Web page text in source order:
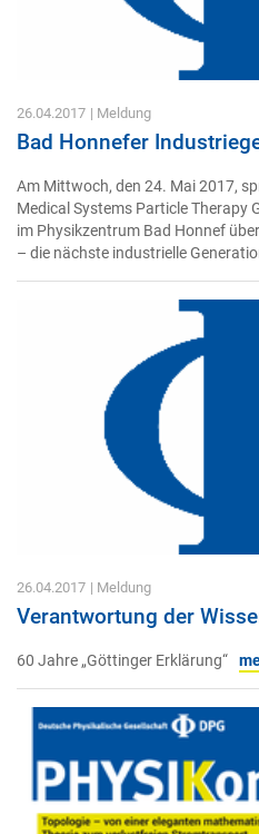
26.04.2017 | Meldung
Bad Honnefer
Am Mittwoch, den 24. Mai 2017,
Medical Systems Particle Therapy
im Physikzentrum Bad Honnef
– die nächste industrielle
26.04.2017 | Meldung
Verantwortung der
60 Jahre „Göttinger Erklärung“